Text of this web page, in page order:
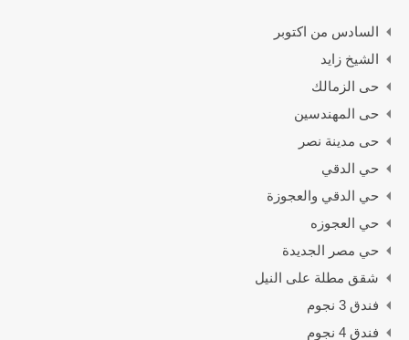
السادس من اكتوبر
الشيخ زايد
حى الزمالك
حى المهندسين
حى مدينة نصر
حي الدقي
حي الدقي والعجوزة
حي العجوزه
حي مصر الجديدة
شقق مطلة على النيل
فندق 3 نجوم
فندق 4 نجوم